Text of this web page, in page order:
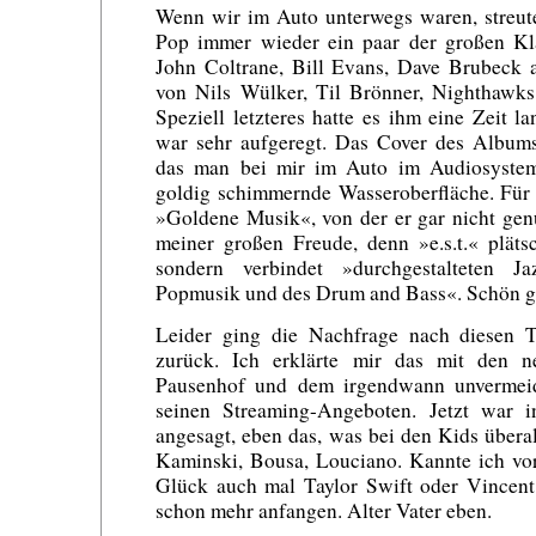
Wenn wir im Auto unterwegs waren,
Pop immer wieder ein paar der großen
John Coltrane, Bill Evans, Dave Brubeck
von Nils Wülker, Til Brönner,
Speziell letzteres hatte es ihm eine Zeit
war sehr aufgeregt. Das Cover des
das man bei mir im Auto im
goldig schimmernde Wasseroberfläche.
»Goldene Musik«, von der er gar nicht
meiner großen Freude, denn »e.s.t.«
sondern verbindet »durchgestalteten
Popmusik und des Drum and Bass«. Schön
Leider ging die Nachfrage nach diesen
zurück. Ich erklärte mir das mit den
Pausenhof und dem irgendwann
seinen Streaming-Angeboten. Jetzt war
angesagt, eben das, was bei den Kids
Kaminski, Bousa, Louciano. Kannte ich
Glück auch mal Taylor Swift oder
schon mehr anfangen. Alter Vater eben.